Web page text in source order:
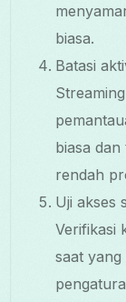
biasa.
Batasi
biasa
rendah
Uji akses
Verifikasi
saat